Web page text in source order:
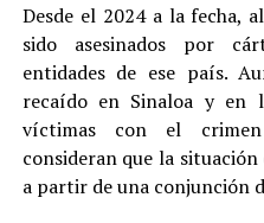
Desde el 2024 a la fecha,
sido asesinados por
entidades de ese país.
recaído en Sinaloa y en
víctimas con el crimen
consideran que la
a partir de una conjunción